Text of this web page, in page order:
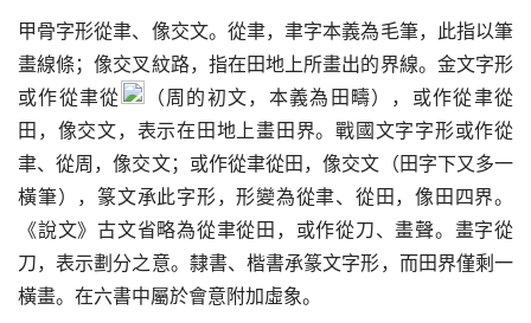
甲骨字形從聿、像交文。從聿，聿字本義為毛筆，此指以筆
畫線條；像交叉紋路，指在田地上所畫出的界線。金文字形
或作從聿從
（周的初文，本義為田疇），或作從聿從
田，像交文，表示在田地上畫田界。戰國文字字形或作從
聿、從周，像交文；或作從聿從田，像交文（田字下又多一
橫筆），篆文承此字形，形變為從聿、從田，像田四界。
《說文》古文省略為從聿從田，或作從刀、畫聲。畫字從
刀，表示劃分之意。隸書、楷書承篆文字形，而田界僅剩一
橫畫。在六書中屬於會意附加虛象。